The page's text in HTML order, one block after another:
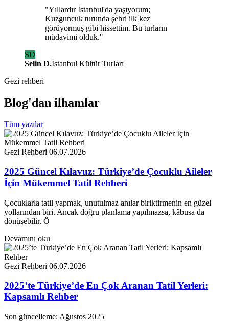
"Yıllardır İstanbul'da yaşıyorum;
Kuzguncuk turunda şehri ilk kez
görüyormuş gibi hissettim. Bu turların
müdavimi olduk."
SD
Selin D.İstanbul Kültür Turları
Gezi rehberi
Blog'dan ilhamlar
Tüm yazılar
Gezi Rehberi 06.07.2026
2025 Güncel Kılavuz: Türkiye’de Çocuklu Aileler
İçin Mükemmel Tatil Rehberi
Çocuklarla tatil yapmak, unutulmaz anılar biriktirmenin en güzel
yollarından biri. Ancak doğru planlama yapılmazsa, kâbusa da
dönüşebilir. Ö
Devamını oku
Gezi Rehberi 06.07.2026
2025’te Türkiye’de En Çok Aranan Tatil Yerleri:
Kapsamlı Rehber
Son güncelleme: Ağustos 2025